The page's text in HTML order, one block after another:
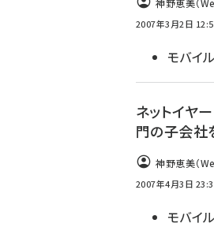
神野恵美（
2007年3月2日
モバイル
ネットイヤ
門の子会社
神野恵美（
2007年4月3日
モバイル